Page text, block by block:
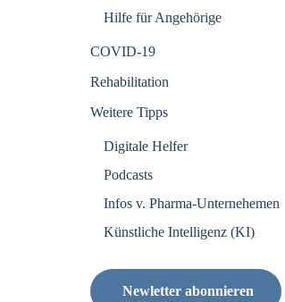
Hilfe für Angehörige
COVID-19
Rehabilitation
Weitere Tipps
Digitale Helfer
Podcasts
Infos v. Pharma-Unternehemen
Künstliche Intelligenz (KI)
Newletter abonnieren